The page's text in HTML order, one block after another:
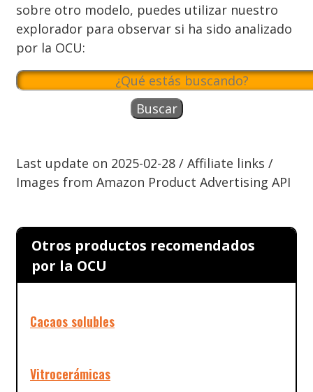
sobre otro modelo, puedes utilizar nuestro
explorador para observar si ha sido analizado
por la OCU:
Last update on 2025-02-28 / Affiliate links /
Images from Amazon Product Advertising API
Otros productos recomendados
por la OCU
Cacaos solubles
Vitrocerámicas